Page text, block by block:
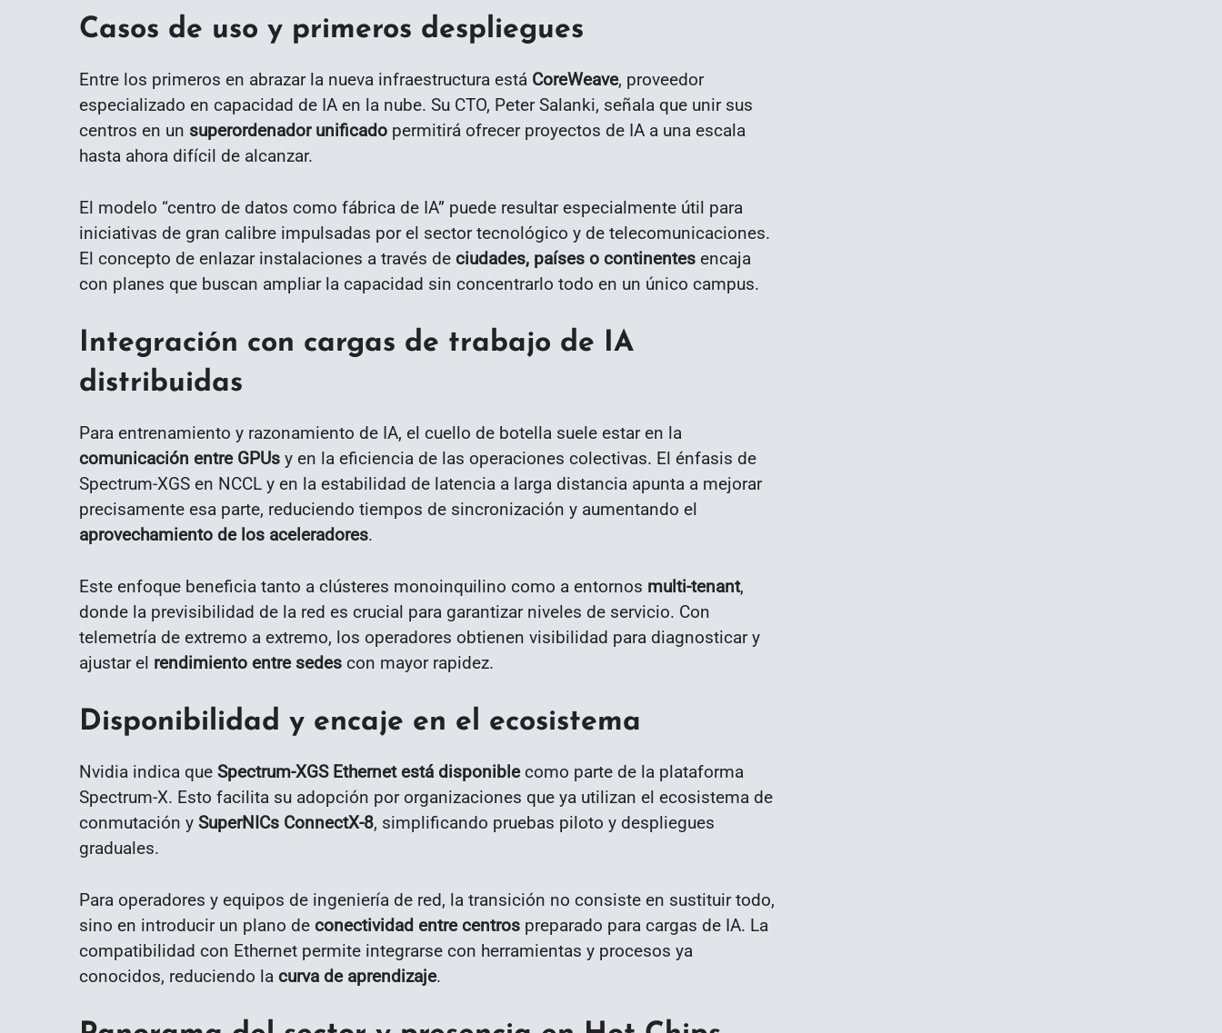
Casos de uso y primeros despliegues
Entre los primeros en abrazar la nueva infraestructura está CoreWeave, proveedor
especializado en capacidad de IA en la nube. Su CTO, Peter Salanki, señala que unir sus
centros en un superordenador unificado permitirá ofrecer proyectos de IA a una escala
hasta ahora difícil de alcanzar.
El modelo “centro de datos como fábrica de IA” puede resultar especialmente útil para
iniciativas de gran calibre impulsadas por el sector tecnológico y de telecomunicaciones.
El concepto de enlazar instalaciones a través de ciudades, países o continentes encaja
con planes que buscan ampliar la capacidad sin concentrarlo todo en un único campus.
Integración con cargas de trabajo de IA
distribuidas
Para entrenamiento y razonamiento de IA, el cuello de botella suele estar en la
comunicación entre GPUs y en la eficiencia de las operaciones colectivas. El énfasis de
Spectrum-XGS en NCCL y en la estabilidad de latencia a larga distancia apunta a mejorar
precisamente esa parte, reduciendo tiempos de sincronización y aumentando el
aprovechamiento de los aceleradores.
Este enfoque beneficia tanto a clústeres monoinquilino como a entornos multi-tenant,
donde la previsibilidad de la red es crucial para garantizar niveles de servicio. Con
telemetría de extremo a extremo, los operadores obtienen visibilidad para diagnosticar y
ajustar el rendimiento entre sedes con mayor rapidez.
Disponibilidad y encaje en el ecosistema
Nvidia indica que Spectrum-XGS Ethernet está disponiblecomo parte de la plataforma
Spectrum-X. Esto facilita su adopción por organizaciones que ya utilizan el ecosistema de
conmutación y SuperNICs ConnectX-8, simplificando pruebas piloto y despliegues
graduales.
Para operadores y equipos de ingeniería de red, la transición no consiste en sustituir todo,
sino en introducir un plano de conectividad entre centros preparado para cargas de IA. La
compatibilidad con Ethernet permite integrarse con herramientas y procesos ya
conocidos, reduciendo la curva de aprendizaje.